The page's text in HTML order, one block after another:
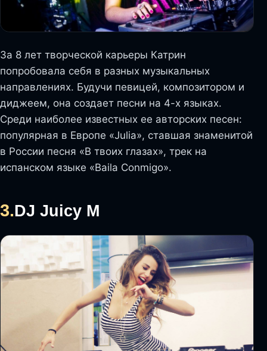
За 8 лет творческой карьеры Катрин
попробовала себя в разных музыкальных
направлениях. Будучи певицей, композитором и
диджеем, она создает песни на 4-х языках.
Среди наиболее известных ее авторских песен:
популярная в Европе «Julia», ставшая знаменитой
в России песня «В твоих глазах», трек на
испанском языке «Baila Conmigo».
3.DJ Juicy M